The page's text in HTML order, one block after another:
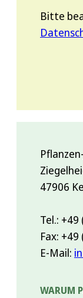
47906
Tel.:
Fax:
E-Mail:
WARUM
Bitte